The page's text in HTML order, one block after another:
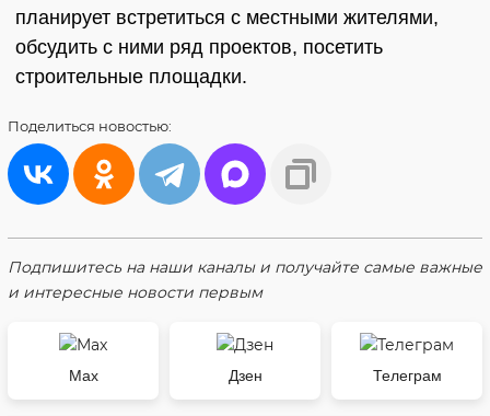
планирует встретиться с местными жителями,
обсудить с ними ряд проектов, посетить
строительные площадки.
Поделиться новостью:
Подпишитесь на наши каналы и получайте самые важные
и интересные новости первым
Max Дзен Телеграм